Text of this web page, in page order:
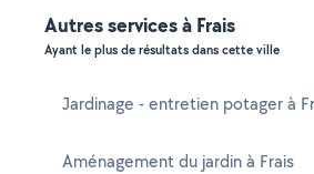
Autres services à Frais
Ayant le plus de résultats dans cette ville
Jardinage - entretien potager à
Aménagement du jardin à Frais